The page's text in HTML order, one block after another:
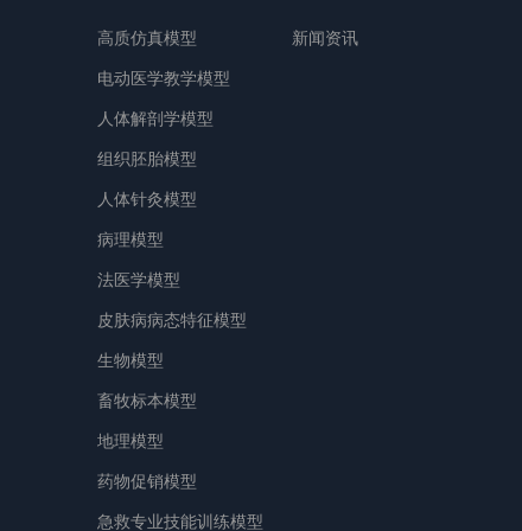
高质仿真模型
电动医学教学模型
人体解剖学模型
组织胚胎模型
人体针灸模型
病理模型
法医学模型
皮肤病病态特征模型
生物模型
畜牧标本模型
地理模型
药物促销模型
急救专业技能训练模型
新闻资讯